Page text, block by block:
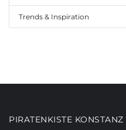
Trends & Inspiration
PIRATENKISTE KONSTANZ